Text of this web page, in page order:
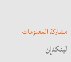
مشاركة المعلومات
لينكدإن